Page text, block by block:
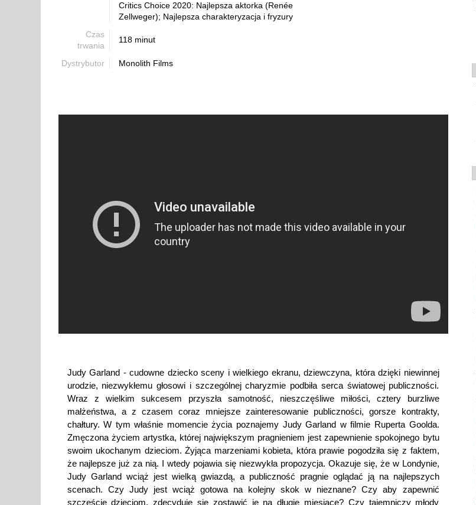
Critics Choice 2020: Najlepsza aktorka (Renée
Zellweger); Najlepsza charakteryzacja i fryzury
Czas
trwania
118 minut
Dystrybutor Monolith Films
Judy Garland - cudowne dziecko sceny i wielkiego ekranu, dziewczyna, która dzięki niewinnej
urodzie, niezwykłemu głosowi i szczególnej charyzmie podbiła serca światowej publiczności.
Wraz z wielkim sukcesem przyszła samotność, nieszczęśliwe miłości, cztery burzliwe
małżeństwa, a z czasem coraz mniejsze zainteresowanie publiczności, gorsze kontrakty,
chałtury. W tym właśnie momencie życia poznajemy Judy Garland w filmie Ruperta Goolda.
Zmęczona życiem artystka, której największym pragnieniem jest zapewnienie spokojnego bytu
swoim ukochanym dzieciom. Żyjąca marzeniami kobieta, która prawie pogodziła się z faktem,
że najlepsze już za nią. I wtedy pojawia się niezwykła propozycja. Okazuje się, że w Londynie,
Judy Garland wciąż jest wielką gwiazdą, a publiczność pragnie oglądać ją na najlepszych
scenach. Czy Judy jest wciąż gotowa na kolejny skok w nieznane? Czy aby zapewnić
szczęście dzieciom, zdecyduje się zostawić je na długie miesiące? Czy tajemniczy młody